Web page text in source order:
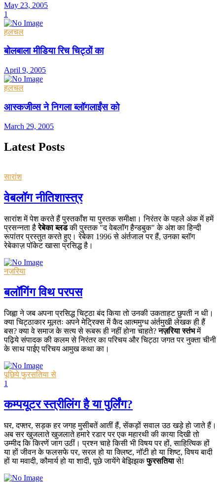
May 23, 2005
1
हलचल
बोलबाला मीडिया रिच चिट्ठों का
April 9, 2005
हलचल
आस्कजीव्स ने निगला ब्लॉगलाईंस को
March 29, 2005
Latest Posts
सारांश
वेबलॉग नीतिशास्त्र
सारांश में पेश करते हैं पुस्तकाँश या पुस्तक समीक्षा। निरंतर के पहले अंक में हमें
प्रसन्नता हैरेबेका ब्लडकी पुस्तक "द वेबलॉग हैन्डबुक" के अंश का हिन्दी
रूपांतर प्रस्तुत करते हुए। रेबेका 1996 से अंर्तजाल पर हैं, उनका ब्लॉग
रेबेकाज़ पॉकेट खासा प्रसिद्ध है।
नज़रिया
बलॉगिंग विथ परपस
जिह्वा ने जब अपना प्रसिद्ध चिट्ठा बंद किया तो उनकी उकताहट छुपती न थी।
क्या चिट्ठाकार मूलतः अपने मेट्रिक्स में कैद आत्ममुग्ध अंर्तमुखी लेखक ही हैं
बस? क्या वे समाज के सत्य से रूबरू ही नहीं होना चाहते?नज़रिया स्तंभमें
पढ़िये संपादक की कलम से निरंतर का परिचय और चिट्ठा जगत पर नुक्ता चीनी
के साथ पाईए परिचय आमुख कथा का।
पूछिये फुरसतिया से
1
कम्पयूटर स्त्रीलिंग है या पुर्लिंग?
घर, दफ्तर, सड़क हर जगह मुसीबतें आतीं हैं, सेंकड़ों सवाल उठ खड़े हो जाते हैं।
अब सर खुजलाते खुजलाते हमारे रडार पर एक महारथी की काया दिखी तो
उम्मीद कि किरणें जाग उठीं। प्रश्न चाहे किसी भी विषय पर हों, साहित्यिक हों
या हों जीवन के फलसफे पर, सरल हो या क्लिष्ट, नॉटी हो या शिष्ट, विषय बादी
हों या मवादी, कौमार्य हो या शादी, पूछे जायेंगे बेझिझकफुरसतियासे!